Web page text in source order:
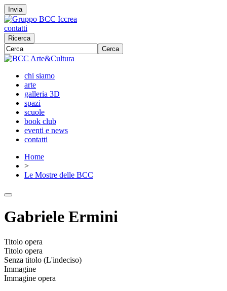
Invia
contatti
Ricerca
Cerca
chi siamo
arte
galleria 3D
spazi
scuole
book club
eventi e news
contatti
Home
>
Le Mostre delle BCC
Gabriele Ermini
Titolo opera
Titolo opera
Senza titolo (L'indeciso)
Immagine
Immagine opera